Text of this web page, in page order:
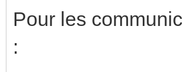
Pour les
: